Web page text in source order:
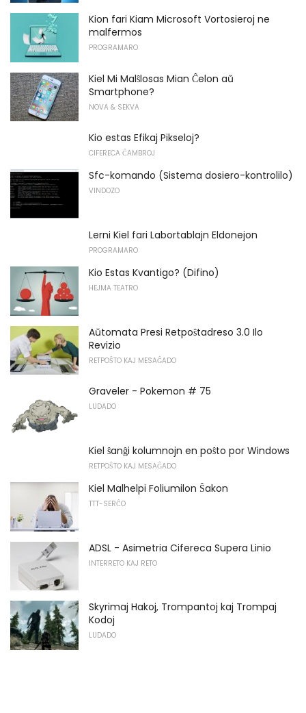
Kion fari Kiam Microsoft Vortosieroj ne
malfermos
PROGRAMARO
Kiel Mi Malŝlosas Mian Ĉelon aŭ
Smartphone?
NOVA & SEKVA
Kio estas Efikaj Pikseloj?
CIFERECA ĈAMBROJ
Sfc-komando (Sistema dosiero-kontrolilo)
VINDOZO
Lerni Kiel fari Labortablajn Eldonejon
PROGRAMARO
Kio Estas Kvantigo? (Difino)
HEJMA TEATRO
Aŭtomata Presi Retpoŝtadreso 3.0 Ilo
Revizio
RETPOŜTO KAJ MESAĜADO
Graveler - Pokemon # 75
LUDADO
Kiel ŝanĝi kolumnojn en poŝto por Windows
RETPOŜTO KAJ MESAĜADO
Kiel Malhelpi Foliumilon Ŝakon
TTT-SERĈO
ADSL - Asimetria Cifereca Supera Linio
INTERRETO KAJ RETO
Skyrimaj Hakoj, Trompantoj kaj Trompaj
Kodoj
LUDADO